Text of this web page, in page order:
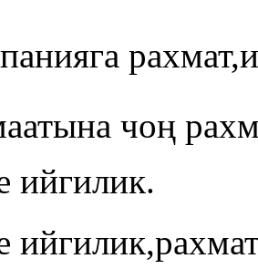
чоң
ийгилик.